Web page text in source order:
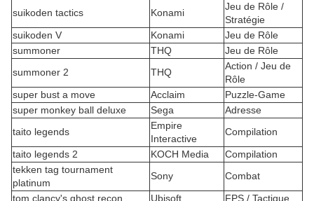
suikoden tactics
Konami
Jeu de Rôle /
Stratégie
suikoden V
Konami
Jeu de Rôle
summoner
THQ
Jeu de Rôle
summoner 2
THQ
Action / Jeu de
Rôle
super bust a move
Acclaim
Puzzle-Game
super monkey ball deluxe
Sega
Adresse
taito legends
Empire
Interactive
Compilation
taito legends 2
KOCH Media
Compilation
tekken tag tournament
platinum
Sony
Combat
tom clancy's ghost recon
Ubisoft
FPS / Tactique